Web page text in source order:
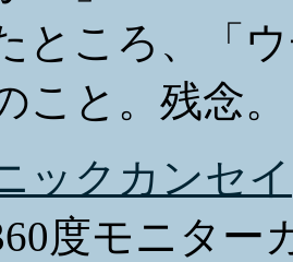
ところ、「
こと。残念。
ックカンセイ
度モニター